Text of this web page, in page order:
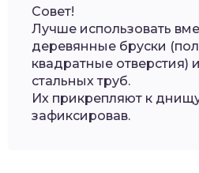
Совет!
Лучше использовать
деревянные бруски
квадратные отверстия)
стальных труб.
Их прикрепляют к
зафиксировав.